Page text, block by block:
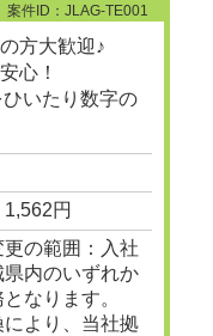
ID：JLAG-TE001
方大歓迎♪
心！
いたり数字の
円
の範囲：入社
内のいずれか
なります。
より、当社拠